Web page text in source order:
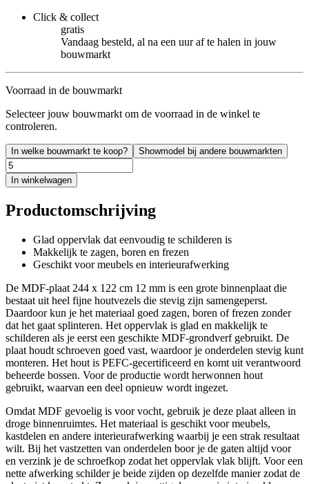
Click & collect
gratis
Vandaag besteld, al na een uur af te halen in jouw
bouwmarkt
Voorraad in de bouwmarkt
Selecteer jouw bouwmarkt om de voorraad in de winkel te
controleren.
In welke bouwmarkt te koop? Showmodel bij andere bouwmarkten
In winkelwagen
Productomschrijving
Glad oppervlak dat eenvoudig te schilderen is
Makkelijk te zagen, boren en frezen
Geschikt voor meubels en interieurafwerking
De MDF-plaat 244 x 122 cm 12 mm is een grote binnenplaat die
bestaat uit heel fijne houtvezels die stevig zijn samengeperst.
Daardoor kun je het materiaal goed zagen, boren of frezen zonder
dat het gaat splinteren. Het oppervlak is glad en makkelijk te
schilderen als je eerst een geschikte MDF-grondverf gebruikt. De
plaat houdt schroeven goed vast, waardoor je onderdelen stevig kunt
monteren. Het hout is PEFC-gecertificeerd en komt uit verantwoord
beheerde bossen. Voor de productie wordt herwonnen hout
gebruikt, waarvan een deel opnieuw wordt ingezet.
Omdat MDF gevoelig is voor vocht, gebruik je deze plaat alleen in
droge binnenruimtes. Het materiaal is geschikt voor meubels,
kastdelen en andere interieurafwerking waarbij je een strak resultaat
wilt. Bij het vastzetten van onderdelen boor je de gaten altijd voor
en verzink je de schroefkop zodat het oppervlak vlak blijft. Voor een
nette afwerking schilder je beide zijden op dezelfde manier zodat de